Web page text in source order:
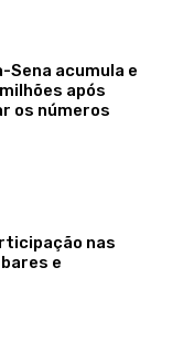
Sena acumula e
após
os números
nas
e